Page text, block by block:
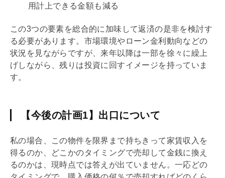
用計上できる金額も減る
この3つの要素を総合的に加味して返済の是非を検討す
る必要があります。市場環境やローン金利動向などの
状況を見ながらですが、来年以降は一部を徐々に繰上
げしながら、残りは投資に回すイメージを持っていま
す。
【今後の計画1】出口について
私の場合、この物件を限界まで持ちきって家賃収入を
得るのか、どこかのタイミングで売却して金銭に換え
るのかは、現時点では答えが出ていません。一応どの